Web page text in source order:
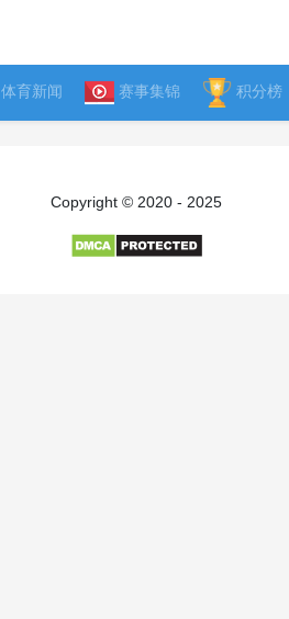
体育新闻 赛事集锦 积分榜
Copyright © 2020 - 2025